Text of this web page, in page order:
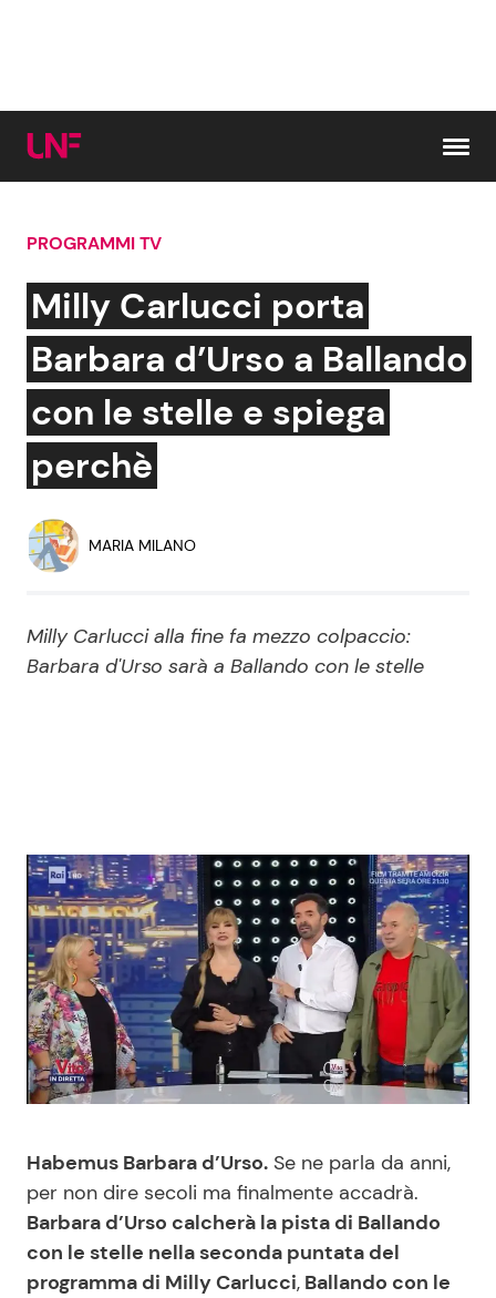
Cerca:
News e Cronaca
Attualità Italiana
Dal Mondo
Economia
Persone Scomparse
Politica
Gossip e TV
Bellezze VIP
Reality e Talent
News Musica
News Spettacolo
Benessere
Casa
Moda e Style
Mondo Mamma
News benessere
Cucina e Ricette
Consigli di Cucina
Dolci
Le Ricette in TV
Primi Piatti
PROGRAMMI TV
Milly Carlucci porta
Barbara d’Urso a Ballando
con le stelle e spiega
perchè
MARIA MILANO
Milly Carlucci alla fine fa mezzo colpaccio:
Barbara d'Urso sarà a Ballando con le stelle
Habemus Barbara d’Urso. Se ne parla da anni,
per non dire secoli ma finalmente accadrà.
Barbara d’Urso calcherà la pista di Ballando
con le stelle nella seconda puntata del
programma di Milly Carlucci, Ballando con le